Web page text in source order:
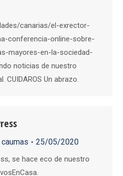
canarias/el-exrector-
conferencia-online-sobre-
mayores-en-la-sociedad-
noticias de nuestro
CUIDAROS Un abrazo.
caumas 25/05/2020
se hace eco de nuestro